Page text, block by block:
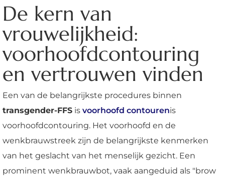
De kern van
vrouwelijkheid:
voorhoofdcontouring
en vertrouwen vinden
Een van de belangrijkste procedures binnen
transgender-FFS is voorhoofd contourenis
voorhoofdcontouring. Het voorhoofd en de
wenkbrauwstreek zijn de belangrijkste kenmerken
van het geslacht van het menselijk gezicht. Een
prominent wenkbrauwbot, vaak aangeduid als "brow